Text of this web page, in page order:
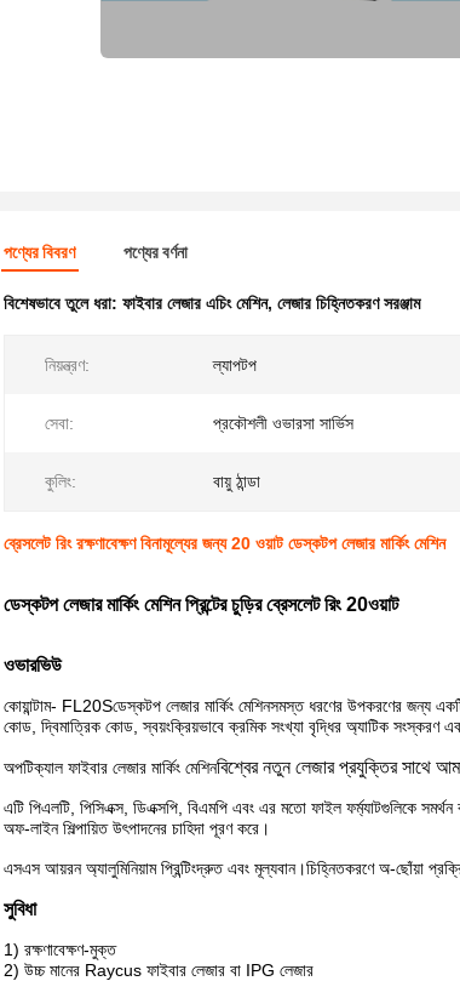
পণ্যের বিবরণ পণ্যের বর্ণনা
বিশেষভাবে তুলে ধরা: ফাইবার লেজার এচিং মেশিন, লেজার চিহ্নিতকরণ সরঞ্জাম
নিয়ন্ত্রণ: ল্যাপটপ
সেবা: প্রকৌশলী ওভারসা সার্ভিস
কুলিং: বায়ু ঠান্ডা
ব্রেসলেট রিং রক্ষণাবেক্ষণ বিনামূল্যের জন্য 20 ওয়াট ডেস্কটপ লেজার মার্কিং মেশিন
ডেস্কটপ লেজার মার্কিং মেশিন প্রিন্টের চুড়ির ব্রেসলেট রিং 20ওয়াট
ওভারভিউ
কোয়ান্টাম- FL20Sডেস্কটপ লেজার মার্কিং মেশিনসমস্ত ধরণের উপকরণের জন্য একটি
কোড, দ্বিমাত্রিক কোড, স্বয়ংক্রিয়ভাবে ক্রমিক সংখ্যা বৃদ্ধির অ্যাটিক সংস্করণ
অপটিক্যাল ফাইবার লেজার মার্কিং মেশিনবিশ্বের নতুন লেজার প্রযুক্তির সাথে
এটি পিএলটি, পিসিএক্স, ডিএক্সপি, বিএমপি এবং এর মতো ফাইল ফর্ম্যাটগুলিকে
অফ-লাইন শিল্পায়িত উৎপাদনের চাহিদা পূরণ করে।
এসএস আয়রন অ্যালুমিনিয়াম প্রিন্টিংদ্রুত এবং মূল্যবান।চিহ্নিতকরণে অ-ছোঁয়া
সুবিধা
1) রক্ষণাবেক্ষণ-মুক্ত
2) উচ্চ মানের Raycus ফাইবার লেজার বা IPG লেজার